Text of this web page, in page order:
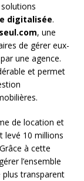
digitalisée.
, une
de gérer eux-
une agence.
et permet
de location et
levé 10 millions
à cette
l’ensemble
transparent